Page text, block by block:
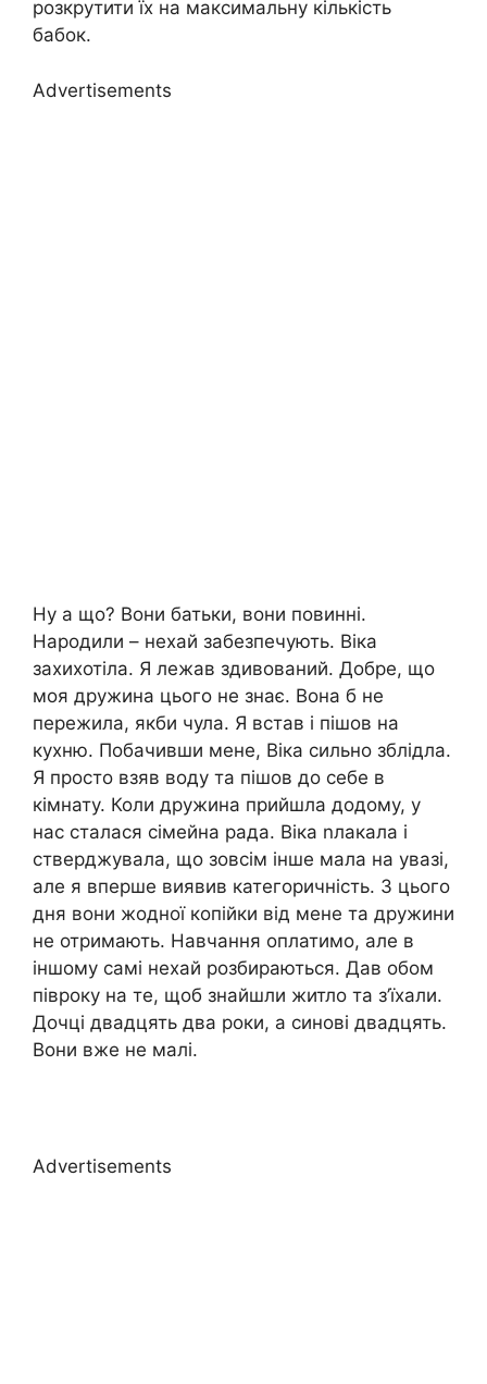
розкрутити їх на максимальну кількість
бабок.
Advertisements
Ну а що? Вони батьки, вони повинні.
Народили – нехай забезпечують. Віка
захихотіла. Я лежав здивований. Добре, що
моя дружина цього не знає. Вона б не
пережила, якби чула. Я встав і пішов на
кухню. Побачивши мене, Віка сильно зблідла.
Я просто взяв воду та пішов до себе в
кімнату. Коли дружина прийшла додому, у
нас сталася сімейна рада. Віка nлакала і
стверджувала, що зовсім інше мала на увазі,
але я вперше виявив категоричність. З цього
дня вони жодної копійки від мене та дружини
не отримають. Навчання оплатимо, але в
іншому самі нехай розбираються. Дав обом
півроку на те, щоб знайшли житло та з’їхали.
Дочці двадцять два роки, а синові двадцять.
Вони вже не малі.
Advertisements